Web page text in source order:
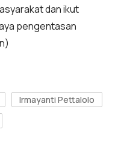
dan ikut
pengentasan
Irmayanti Pettalolo